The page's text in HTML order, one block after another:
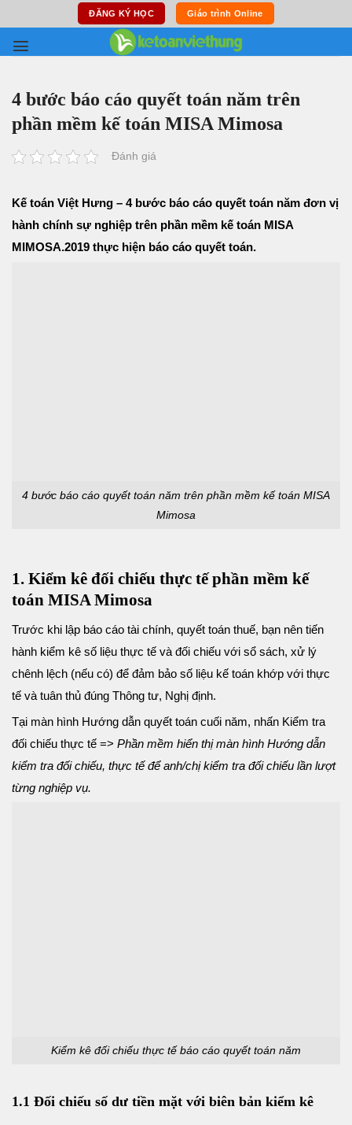
content
ĐĂNG KÝ HỌC Giáo trình Online
4 bước báo cáo quyết toán năm trên
phần mềm kế toán MISA Mimosa
Đánh giá
Kế toán Việt Hưng – 4 bước báo cáo quyết toán năm đơn vị
hành chính sự nghiệp trên phần mềm kế toán MISA
MIMOSA.2019 thực hiện báo cáo quyết toán.
4 bước báo cáo quyết toán năm trên phần mềm kế toán MISA
Mimosa
1. Kiểm kê đối chiếu thực tế phần mềm kế
toán MISA Mimosa
Trước khi lập báo cáo tài chính, quyết toán thuế, bạn nên tiến
hành kiểm kê số liệu thực tế và đối chiếu với sổ sách, xử lý
chênh lệch (nếu có) để đảm bảo số liệu kế toán khớp với thực
tế và tuân thủ đúng Thông tư, Nghị định.
Tại màn hình Hướng dẫn quyết toán cuối năm, nhấn Kiểm tra
đối chiếu thực tế => Phần mềm hiển thị màn hình Hướng dẫn
kiểm tra đối chiếu, thực tế để anh/chị kiểm tra đối chiếu lần lượt
từng nghiệp vụ.
Kiểm kê đối chiếu thực tế báo cáo quyết toán năm
1.1 Đối chiếu số dư tiền mặt với biên bản kiểm kê